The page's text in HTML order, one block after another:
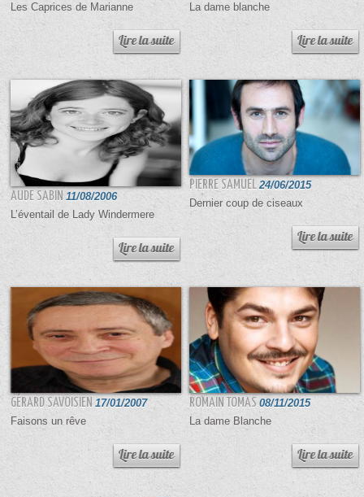
Les Caprices de Marianne
La dame blanche
AUDE SABIN 11/08/2006
L’éventail de Lady Windermere
PIERRE SAMUEL 24/06/2015
Dernier coup de ciseaux
GÉRARD SAVOISIEN 17/01/2007
Faisons un rêve
ROMAIN TOMAS 08/11/2015
La dame Blanche